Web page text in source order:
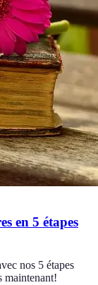
en 5 étapes
nos 5 étapes
maintenant!